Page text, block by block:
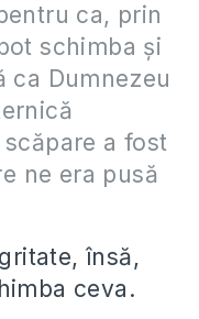
ca, prin
schimba şi
ca Dumnezeu
a fost
ne era pusă
însă,
ceva.